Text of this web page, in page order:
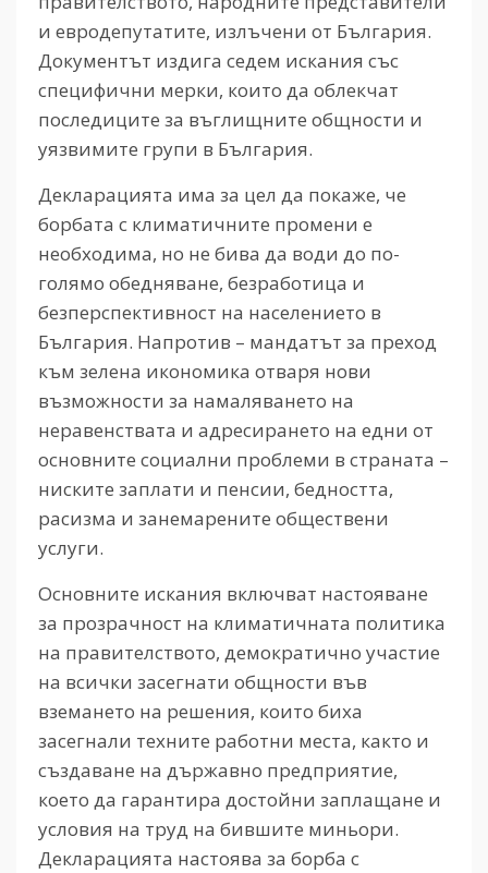
и евродепутатите, излъчени от България.
Документът издига седем искания със
специфични мерки, които да облекчат
последиците за въглищните общности и
уязвимите групи в България.
Декларацията има за цел да покаже, че
борбата с климатичните промени е
необходима, но не бива да води до по-
голямо обедняване, безработица и
безперспективност на населението в
България. Напротив – мандатът за преход
към зелена икономика отваря нови
възможности за намаляването на
неравенствата и адресирането на едни от
основните социални проблеми в страната –
ниските заплати и пенсии, бедността,
расизма и занемарените обществени
услуги.
Основните искания включват настояване
за прозрачност на климатичната политика
на правителството, демократично участие
на всички засегнати общности във
вземането на решения, които биха
засегнали техните работни места, както и
създаване на държавно предприятие,
което да гарантира достойни заплащане и
условия на труд на бившите миньори.
Декларацията настоява за борба с